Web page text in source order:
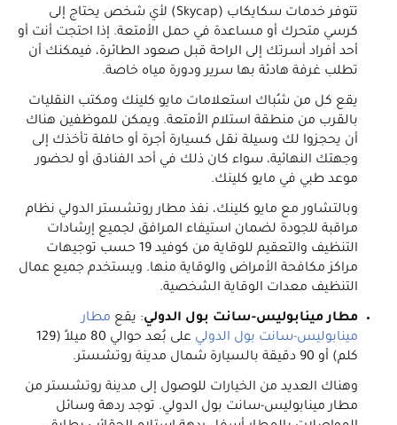
تتوفر خدمات سكايكاب (Skycap) لأي شخص يحتاج إلى
كرسي متحرك أو مساعدة في حمل الأمتعة. إذا احتجت أنت أو
أحد أفراد أسرتك إلى الراحة قبل صعود الطائرة، فيمكنك أن
تطلب غرفة هادئة بها سرير ودورة مياه خاصة.
يقع كل من شُباك استعلامات مايو كلينك ومكتب النقليات
بالقرب من منطقة استلام الأمتعة. ويمكن للموظفين هناك
أن يحجزوا لك وسيلة نقل كسيارة أجرة أو حافلة تأخذك إلى
وجهتك النهائية، سواء كان ذلك في أحد الفنادق أو لحضور
موعد طبي في مايو كلينك.
وبالتشاور مع مايو كلينك، نفذ مطار روتشستر الدولي نظام
مراقبة للجودة لضمان استيفاء المرافق لجميع إرشادات
التنظيف والتعقيم للوقاية من كوفيد 19 حسب توجيهات
مراكز مكافحة الأمراض والوقاية منها. ويستخدم جميع عمال
التنظيف معدات الوقاية الشخصية.
مطار مينابوليس-سانت بول الدولي: يقع مطار
مينابوليس-سانت بول الدولي
على بُعد حوالي 80 ميلاً (129
كلم) أو 90 دقيقة بالسيارة شمال مدينة روتشستر.
وهناك العديد من الخيارات للوصول إلى مدينة روتشستر من
مطار مينابوليس-سانت بول الدولي. توجد ردهة وسائل